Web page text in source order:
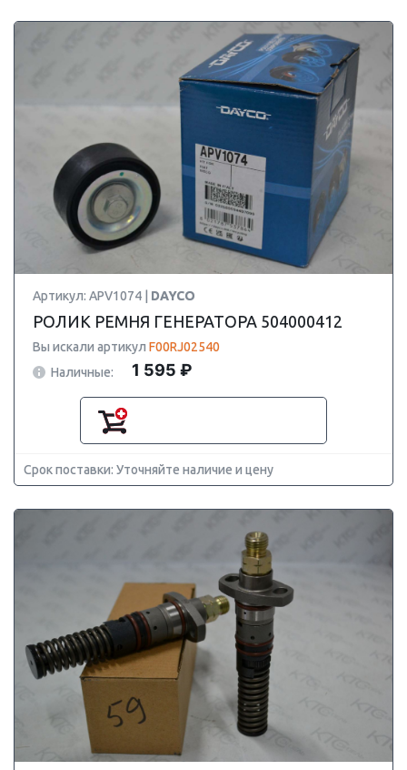
Артикул: APV1074 | DAYCO
РОЛИК РЕМНЯ ГЕНЕРАТОРА 504000412
Вы искали артикул F00RJ02540
Наличные:
1 595 ₽
Срок поставки: Уточняйте наличие и цену